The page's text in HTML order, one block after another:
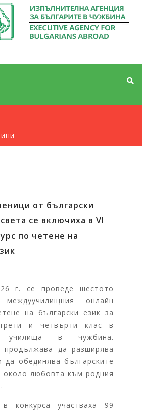
от български
се включиха в VI
по четене на
г. се проведе шестото
онлайн
на български език за
и четвърти клас в
училища в чужбина.
продължава да разширява
да обединява българските
около любовта към родния
конкурса участваха 99